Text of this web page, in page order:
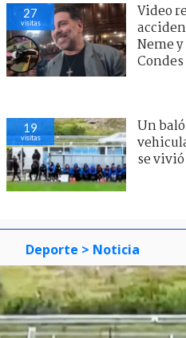
27
visitas
Video
Neme
Condes
19
visitas
Un
se
Deporte > Noticia